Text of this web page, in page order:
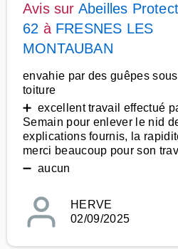
Avis sur Abeilles Protect
62 à FRESNES LES
MONTAUBAN
envahie par des guêpes
toiture
➕ excellent travail effectué
Semain pour enlever le nid
explications fournis, la
merci beaucoup pour son
➖ aucun
HERVE
02/09/2025